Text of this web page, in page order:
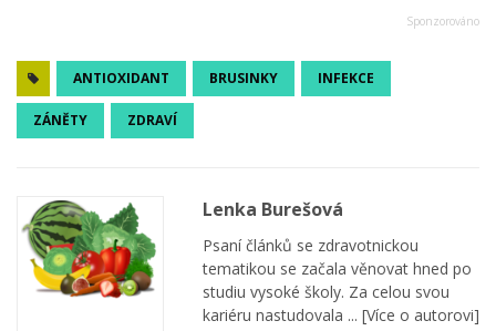
ANTIOXIDANT BRUSINKY INFEKCE
ZÁNĚTY ZDRAVÍ
Lenka Burešová
Psaní článků se zdravotnickou
tematikou se začala věnovat hned po
studiu vysoké školy. Za celou svou
kariéru nastudovala ... [Více o autorovi]